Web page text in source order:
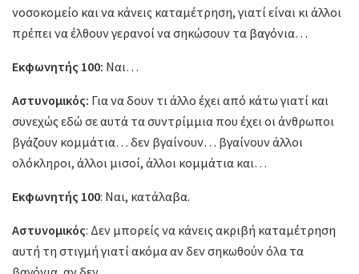
νοσοκομείο και να κάνεις καταμέτρηση, γιατί είναι κι άλλοι
πρέπει να έλθουν γερανοί να σηκώσουν τα βαγόνια…
Εκφωνητής 100: Ναι…
Αστυνομικός: Για να δουν τι άλλο έχει από κάτω γιατί και
συνεχώς εδώ σε αυτά τα συντρίμμια που έχει οι άνθρωποι
βγάζουν κομμάτια… δεν βγαίνουν… βγαίνουν άλλοι
ολόκληροι, άλλοι μισοί, άλλοι κομμάτια και…
Εκφωνητής 100: Ναι, κατάλαβα.
Αστυνομικός: Δεν μπορείς να κάνεις ακριβή καταμέτρηση
αυτή τη στιγμή γιατί ακόμα αν δεν σηκωθούν όλα τα